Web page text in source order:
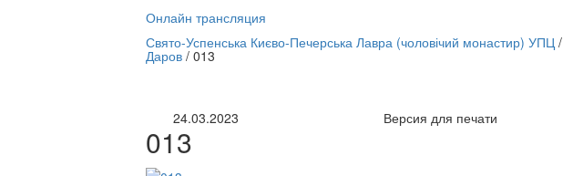
Онлайн трансляция
12 сентября
Свято-Успенська Києво-Печерська Лавра (чоловічий монастир) УПЦ/
Даров/ 013
24.03.2023 Версия для печати
013